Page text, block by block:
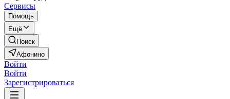
Сервисы
Помощь
Ещё
Поиск
Афонино
Войти
Войти
Зарегистрироваться